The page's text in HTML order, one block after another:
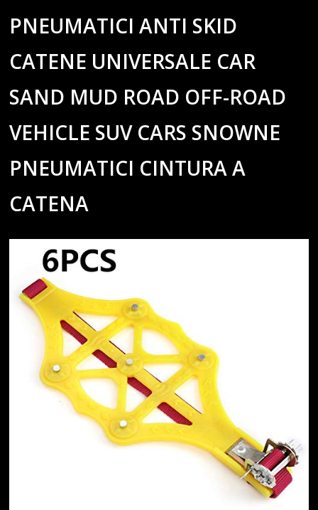
PNEUMATICI ANTI SKID
CATENE UNIVERSALE CAR
SAND MUD ROAD OFF-ROAD
VEHICLE SUV CARS SNOWNE
PNEUMATICI CINTURA A
CATENA